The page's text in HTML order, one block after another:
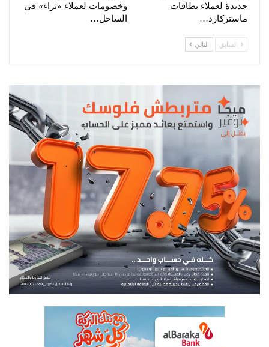
جديدة لعملاء بطاقات
ماستركارد…
وخصومات لعملاء «ثراء» في
الساحل…
السابق التالي